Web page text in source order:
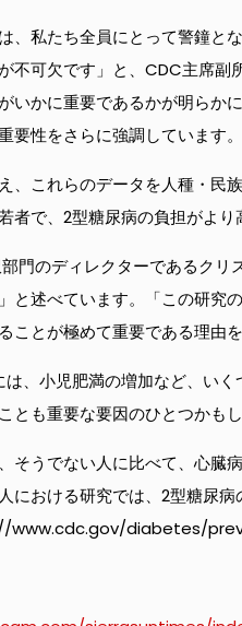
、私たち全員にとって警鐘
不可欠です」と、CDC主席
いかに重要であるかが明らか
要性をさらに強調しています。
、これらのデータを人種・民
者で、2型糖尿病の負担がより
門のディレクターであるク
と述べています。「この研究
ことが極めて重要である理由
、小児肥満の増加など、い
とも重要な要因のひとつかもし
そうでない人に比べて、心臓
における研究では、2型糖尿
www.cdc.gov/diabetes/